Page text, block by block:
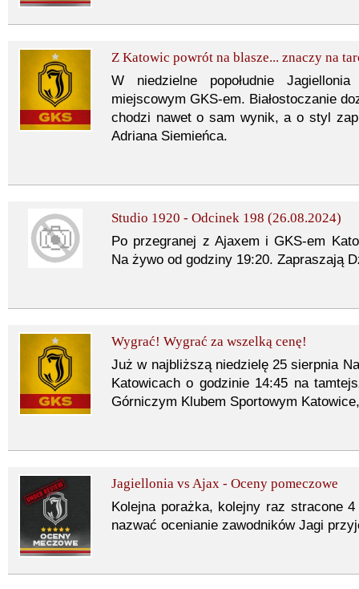
Z Katowic powrót na blasze... znaczy na
W niedzielne popołudnie
miejscowym GKS-em. Białostoczanie
chodzi nawet o sam wynik, a o styl
Adriana Siemieńca.
Studio 1920 - Odcinek 198 (26.08.2024)
Po przegranej z Ajaxem i GKS-em
Na żywo od godziny 19:20. Zapraszają
Wygrać! Wygrać za wszelką cenę!
Już w najbliższą niedzielę 25 sierpnia
Katowicach o godzinie 14:45 na
Górniczym Klubem Sportowym
Jagiellonia vs Ajax - Oceny pomeczowe
Kolejna porażka, kolejny raz stracone
nazwać ocenianie zawodników Jagi